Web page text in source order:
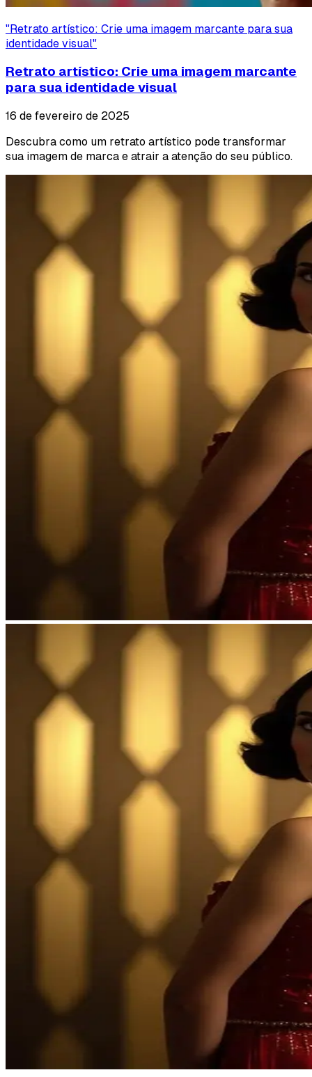
"Retrato artístico: Crie uma imagem marcante para sua
identidade visual"
Retrato artístico: Crie uma imagem marcante
para sua identidade visual
16 de fevereiro de 2025
Descubra como um retrato artístico pode transformar
sua imagem de marca e atrair a atenção do seu público.